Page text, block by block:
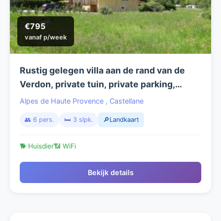
€795
vanaf p/week
Rustig gelegen villa aan de rand van de
Verdon, private tuin, private parking,
volledig omheind.
Alpes de Haute Provence , Castellane
👥 6 pers. 🛏️ 3 slpk. 🔎Landkaart
🐕 Huisdier📶 WiFi
Bekijk details